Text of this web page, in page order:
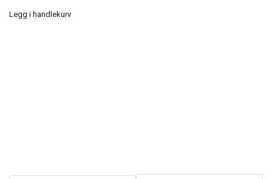
Legg i handlekurv